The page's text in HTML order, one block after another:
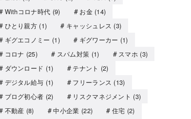
Withコロナ時代 (9) お金(14)
ひとり親方 (1) キャッシュレス (3)
ギグエコノミー (1) ギグワーカー (1)
コロナ (25) スパム対策 (1) スマホ (3)
ダウンロード (1) テナント (2)
デジタル給与 (1) フリーランス (13)
ブログ初心者 (2) リスクマネジメント (3)
不動産 (8) 中小企業 (22) 住宅 (2)